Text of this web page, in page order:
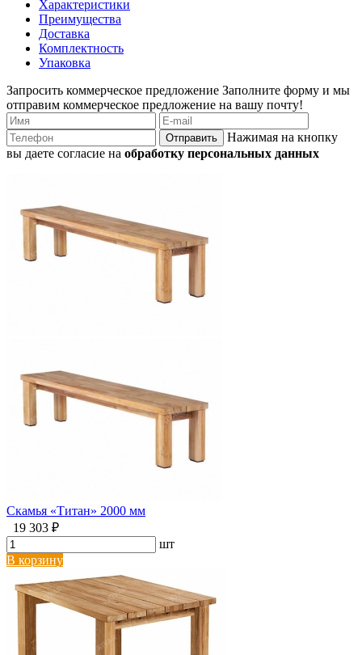
Характеристики
Преимущества
Доставка
Комплектность
Упаковка
Запросить коммерческое предложение Заполните форму и мы
отправим коммерческое предложение на вашу почту!
Отправить
Нажимая на кнопку
вы даете согласие на обработку персональных данных
Скамья «Титан» 2000 мм
19 303 ₽
шт
В корзину